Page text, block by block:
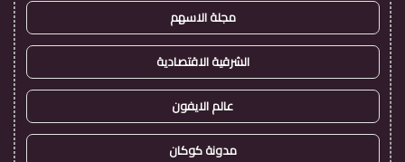
مجلة الاسهم
الشرقية الاقتصادية
عالم الايفون
مدونة كوكان